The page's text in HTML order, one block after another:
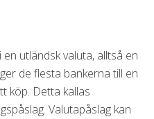
utländsk valuta, alltså en
de flesta bankerna till en
köp. Detta kallas
Valutapåslag kan